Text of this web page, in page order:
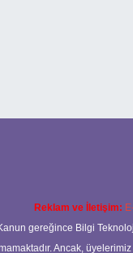
Reklam ve İletişim:
gereğince Bilgi
Ancak,